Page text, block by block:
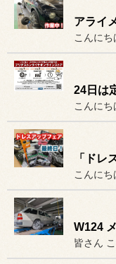
アライ
24日は
こんにち
「ドレ
皆さん